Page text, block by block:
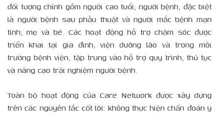
đối tượng chính gồm người cao tuổi; người bệnh, đặc biệt
là người bệnh sau phẫu thuật và người mắc bệnh mạn
tính; mẹ và bé. Các hoạt động hỗ trợ chăm sóc được
triển khai tại gia đình, viện dưỡng lão và trong môi
trường bệnh viện, tập trung vào hỗ trợ quy trình, thủ tục
và nâng cao trải nghiệm người bệnh.
Toàn bộ hoạt động của Care Network được xây dựng
trên các nguyên tắc cốt lõi: không thực hiện chẩn đoán y